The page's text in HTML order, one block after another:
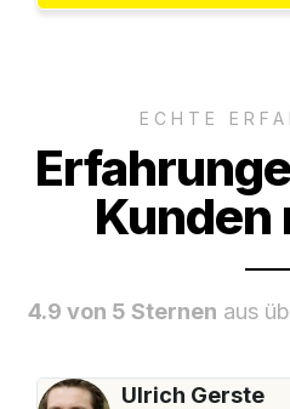
ECHTE
Kunden
4.9 von 5 Sternen aus
Ulrich Gerste